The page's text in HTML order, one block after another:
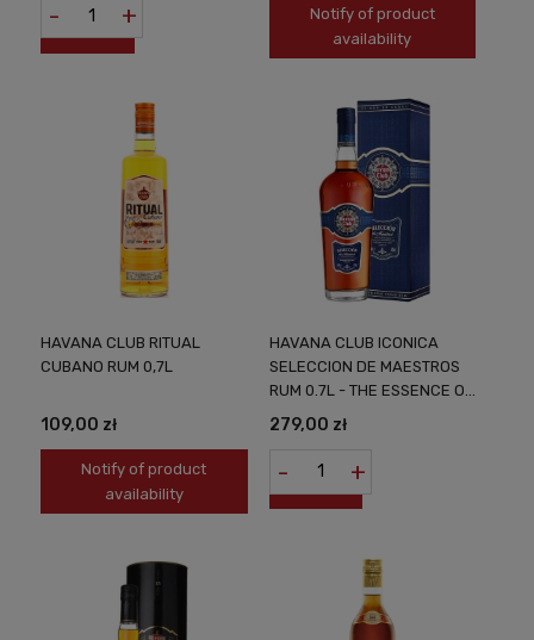
- +
Notify of product
availability
HAVANA CLUB RITUAL
CUBANO RUM 0,7L
109,00 zł
Notify of product
availability
HAVANA CLUB ICONICA
SELECCION DE MAESTROS
RUM 0.7L - THE ESSENCE OF
CUBAN CRAFTSMANSHIP
279,00 zł
- +